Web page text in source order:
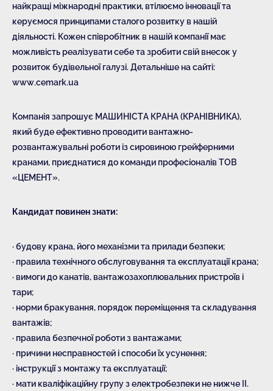
найкращі міжнародні практики, втілюємо інновації та
керуємося принципами сталого розвитку в нашій
діяльності. Кожен співробітник в нашій компанії має
можливість реалізувати себе та зробити свій внесок у
розвиток будівельної галузі. Детальніше на сайті:
www.cemark.ua
Компанія запрошує МАШИНІСТА КРАНА (КРАНІВНИКА),
який буде ефективно проводити вантажно-
розвантажувальні роботи із сировиною грейферними
кранами, приєднатися до команди професіоналів ТОВ
«ЦЕМЕНТ».
Кандидат повинен знати:
· будову крана, його механізми та прилади безпеки;
· правила технічного обслуговування та експлуатації крана;
· вимоги до канатів, вантажозахоплювальних пристроїв і
тари;
· норми бракування, порядок переміщення та складування
вантажів;
· правила безпечної роботи з вантажами;
· причини несправностей і способи їх усунення;
· інструкції з монтажу та експлуатації;
· мати кваліфікаційну групу з електробезпеки не нижче II.